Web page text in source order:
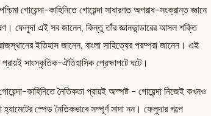
গোয়েন্দা-কাহিনিতে গোয়েন্দা সাধারণত অপরাধ-সংক্রান্ত জ্ঞানে
ফেলুদা এই সব জানেন, কিন্তু তাঁর জ্ঞানভান্ডারের আসল শক্তি
ইতিহাস জানেন, বাংলা সাহিত্যের পরম্পরা জানেন। এই
সাংস্কৃতিক-ঐতিহাসিক প্রেক্ষাপটে ঘটে।
কাহিনিতে নৈতিকতা প্রায়ই অস্পষ্ট - গোয়েন্দা নিজেই কখনও
স্পেড নৈতিকভাবে সম্পূর্ণ সাদা নন। ফেলুদার গল্পে